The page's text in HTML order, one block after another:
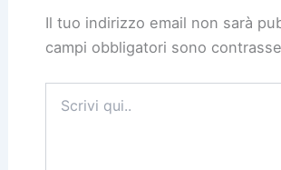
Il tuo indirizzo email non sarà
campi obbligatori sono
qui..